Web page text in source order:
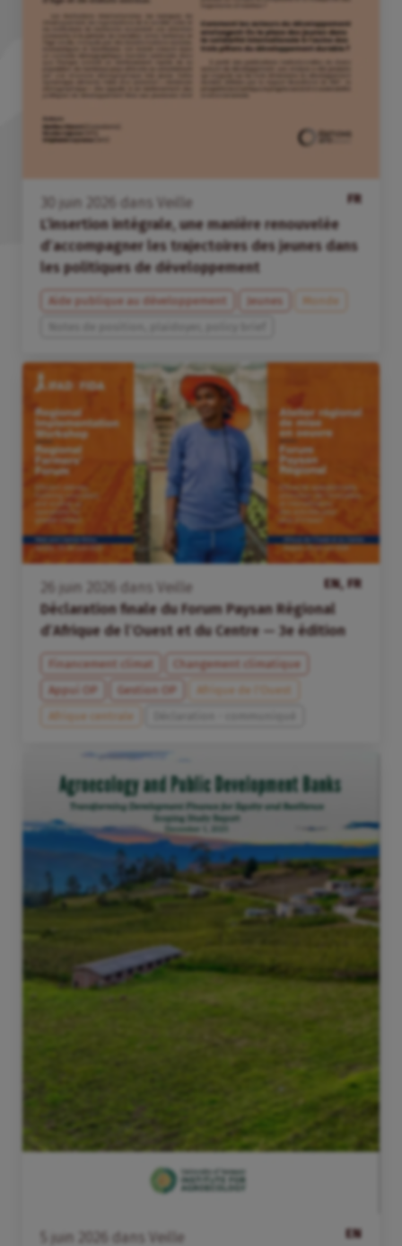
FR
juin dans
Veille
L’insertion intégrale, une manière renouvelée
d’accompagner les trajectoires des jeunes dans
les politiques de développement
Aide publique au développement Jeunes
Monde
EN, FR
juin dans
Veille
Déclaration finale du Forum Paysan Régional
d’Afrique de l’Ouest et du Centre — 3e édition
Financement climat
Changement climatique
Appui OP
Gestion OP
Afrique de l’Ouest
Afrique centrale
EN
juin dans
Veille